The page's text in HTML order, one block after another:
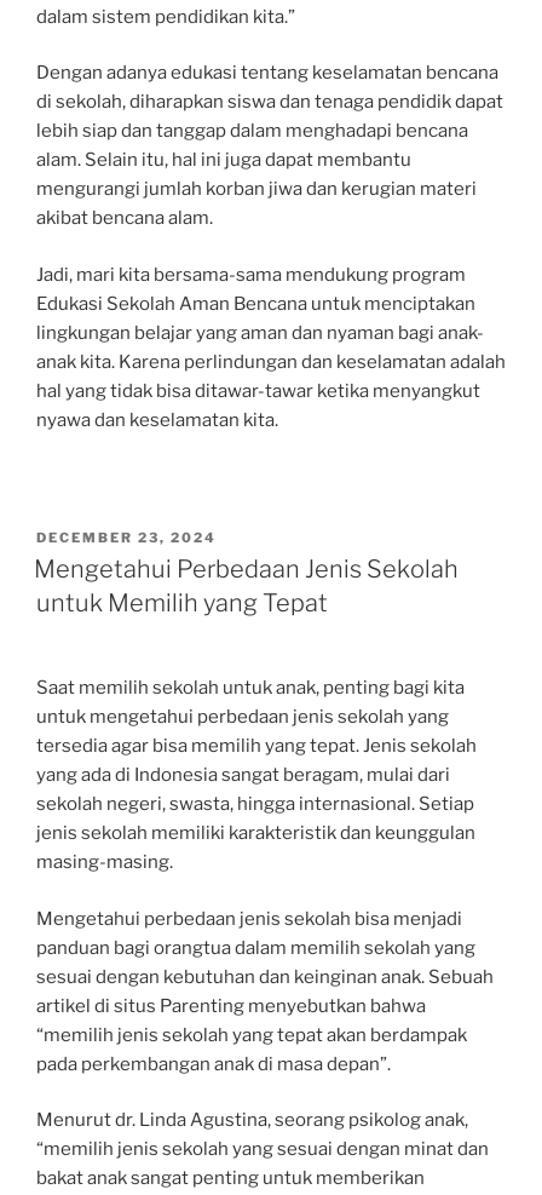
dalam sistem pendidikan kita.”
Dengan adanya edukasi tentang keselamatan bencana
di sekolah, diharapkan siswa dan tenaga pendidik dapat
lebih siap dan tanggap dalam menghadapi bencana
alam. Selain itu, hal ini juga dapat membantu
mengurangi jumlah korban jiwa dan kerugian materi
akibat bencana alam.
Jadi, mari kita bersama-sama mendukung program
Edukasi Sekolah Aman Bencana untuk menciptakan
lingkungan belajar yang aman dan nyaman bagi anak-
anak kita. Karena perlindungan dan keselamatan adalah
hal yang tidak bisa ditawar-tawar ketika menyangkut
nyawa dan keselamatan kita.
POSTED
ON
DECEMBER 23, 2024
Mengetahui Perbedaan Jenis Sekolah
untuk Memilih yang Tepat
Saat memilih sekolah untuk anak, penting bagi kita
untuk mengetahui perbedaan jenis sekolah yang
tersedia agar bisa memilih yang tepat. Jenis sekolah
yang ada di Indonesia sangat beragam, mulai dari
sekolah negeri, swasta, hingga internasional. Setiap
jenis sekolah memiliki karakteristik dan keunggulan
masing-masing.
Mengetahui perbedaan jenis sekolah bisa menjadi
panduan bagi orangtua dalam memilih sekolah yang
sesuai dengan kebutuhan dan keinginan anak. Sebuah
artikel di situs Parenting menyebutkan bahwa
“memilih jenis sekolah yang tepat akan berdampak
pada perkembangan anak di masa depan”.
Menurut dr. Linda Agustina, seorang psikolog anak,
“memilih jenis sekolah yang sesuai dengan minat dan
bakat anak sangat penting untuk memberikan